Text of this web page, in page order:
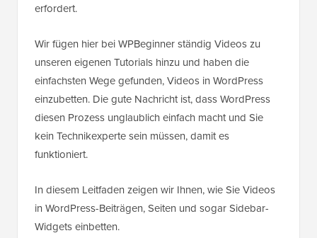
erfordert.
Wir fügen hier bei WPBeginner ständig Videos zu
unseren eigenen Tutorials hinzu und haben die
einfachsten Wege gefunden, Videos in WordPress
einzubetten. Die gute Nachricht ist, dass WordPress
diesen Prozess unglaublich einfach macht und Sie
kein Technikexperte sein müssen, damit es
funktioniert.
In diesem Leitfaden zeigen wir Ihnen, wie Sie Videos
in WordPress-Beiträgen, Seiten und sogar Sidebar-
Widgets einbetten.